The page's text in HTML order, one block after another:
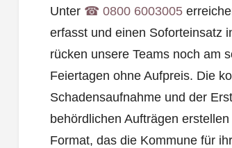
Unter ☎︎ 0800 6003005
erfasst und einen Soforteinsatz
rücken unsere Teams noch am
Feiertagen ohne Aufpreis. Die
Schadensaufnahme und der
behördlichen Aufträgen
Format, das die Kommune für